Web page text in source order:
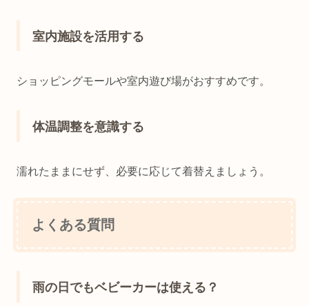
室内施設を活用する
ショッピングモールや室内遊び場がおすすめです。
体温調整を意識する
濡れたままにせず、必要に応じて着替えましょう。
よくある質問
雨の日でもベビーカーは使える？